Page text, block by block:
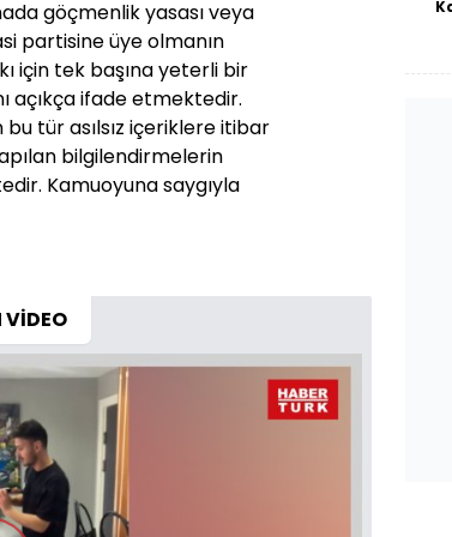
göçmenlik yasası veya
partisine üye olmanın
için tek başına yeterli bir
açıkça ifade etmektedir.
tür asılsız içeriklere itibar
bilgilendirmelerin
Kamuoyuna saygıyla
VİDEO